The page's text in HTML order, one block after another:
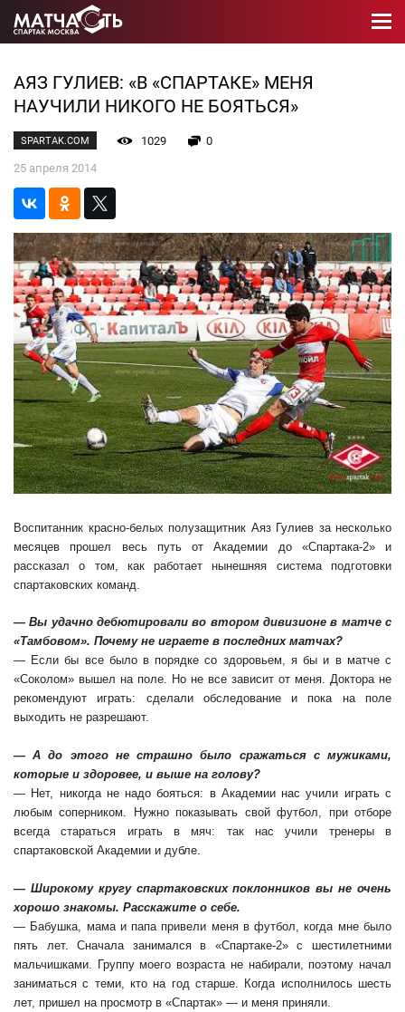
АЯЗ ГУЛИЕВ: «В «СПАРТАКЕ» МЕНЯ
НАУЧИЛИ НИКОГО НЕ БОЯТЬСЯ»
SPARTAK.COM 1029
0
25 апреля 2014
Воспитанник красно-белых полузащитник Аяз Гулиев за несколько
месяцев прошел весь путь от Академии до «Спартака-2» и
рассказал о том, как работает нынешняя система подготовки
спартаковских команд.
— Вы удачно дебютировали во втором дивизионе в матче с
«Тамбовом». Почему не играете в последних матчах?
— Если бы все было в порядке со здоровьем, я бы и в матче с
«Соколом» вышел на поле. Но не все зависит от меня. Доктора не
рекомендуют играть: сделали обследование и пока на поле
выходить не разрешают.
— А до этого не страшно было сражаться с мужиками,
которые и здоровее, и выше на голову?
— Нет, никогда не надо бояться: в Академии нас учили играть с
любым соперником. Нужно показывать свой футбол, при отборе
всегда стараться играть в мяч: так нас учили тренеры в
спартаковской Академии и дубле.
— Широкому кругу спартаковских поклонников вы не очень
хорошо знакомы. Расскажите о себе.
— Бабушка, мама и папа привели меня в футбол, когда мне было
пять лет. Сначала занимался в «Спартаке-2» с шестилетними
мальчишками. Группу моего возраста не набирали, поэтому начал
заниматься с теми, кто на год старше. Когда исполнилось шесть
лет, пришел на просмотр в «Спартак» — и меня приняли.